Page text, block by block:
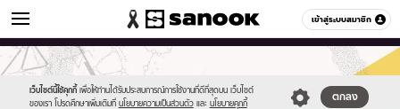
เข้าสู่ระบบสมาชิก
ดูดวง หมวดอื่นๆ
เว็บไซต์นี้ใช้คุกกี้ เพื่อให้ท่านได้รับประสบการณ์การใช้งานที่ดีที่สุดบน เว็บไซต์
ของเรา โปรดศึกษาเพิ่มเติมที่ นโยบายความเป็นส่วนตัว และ นโยบายคุกกี้
ตกลง
Sanook
//s.isanook.com/sr/0/images/logo-
new-
sanook.png
600
60
//s.isanook.com/ho/0/ud/fxd/day/daily-
horoscope-
monday.jpg